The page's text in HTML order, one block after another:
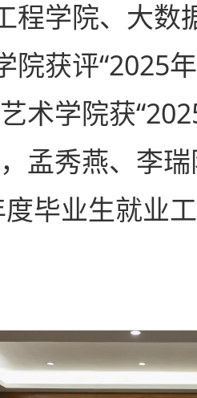
程学院、大数
院获评“2025
术学院获
孟秀燕、李
毕业生就业